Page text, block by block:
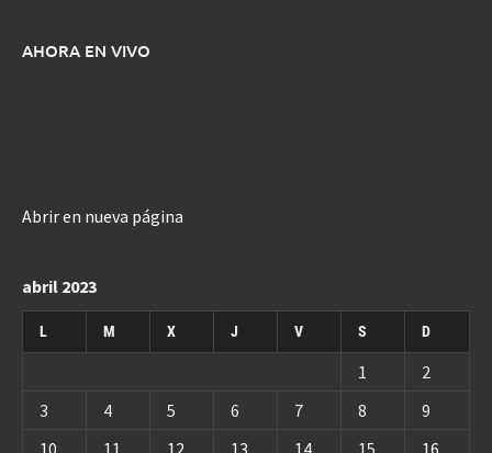
AHORA EN VIVO
Abrir en nueva página
abril 2023
L M X J V S D
1
2
3
4 5 6 7 8
9
10
11 12 13 14 15 16